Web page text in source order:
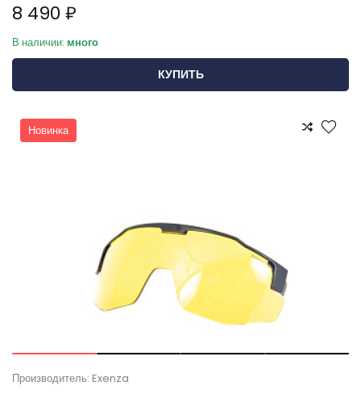
8 490 ₽
В наличии: много
КУПИТЬ
Новинка
Производитель: Exenza